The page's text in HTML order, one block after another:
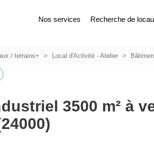
Nos services Recherche de
/ terrains+ Local d'Activité - Atelier
3500 m² à